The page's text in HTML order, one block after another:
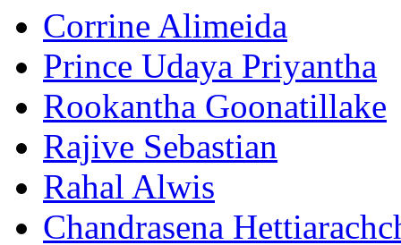
Corrine Alimeida
Prince Udaya Priyantha
Rookantha Goonatillake
Rajive Sebastian
Rahal Alwis
Chandrasena